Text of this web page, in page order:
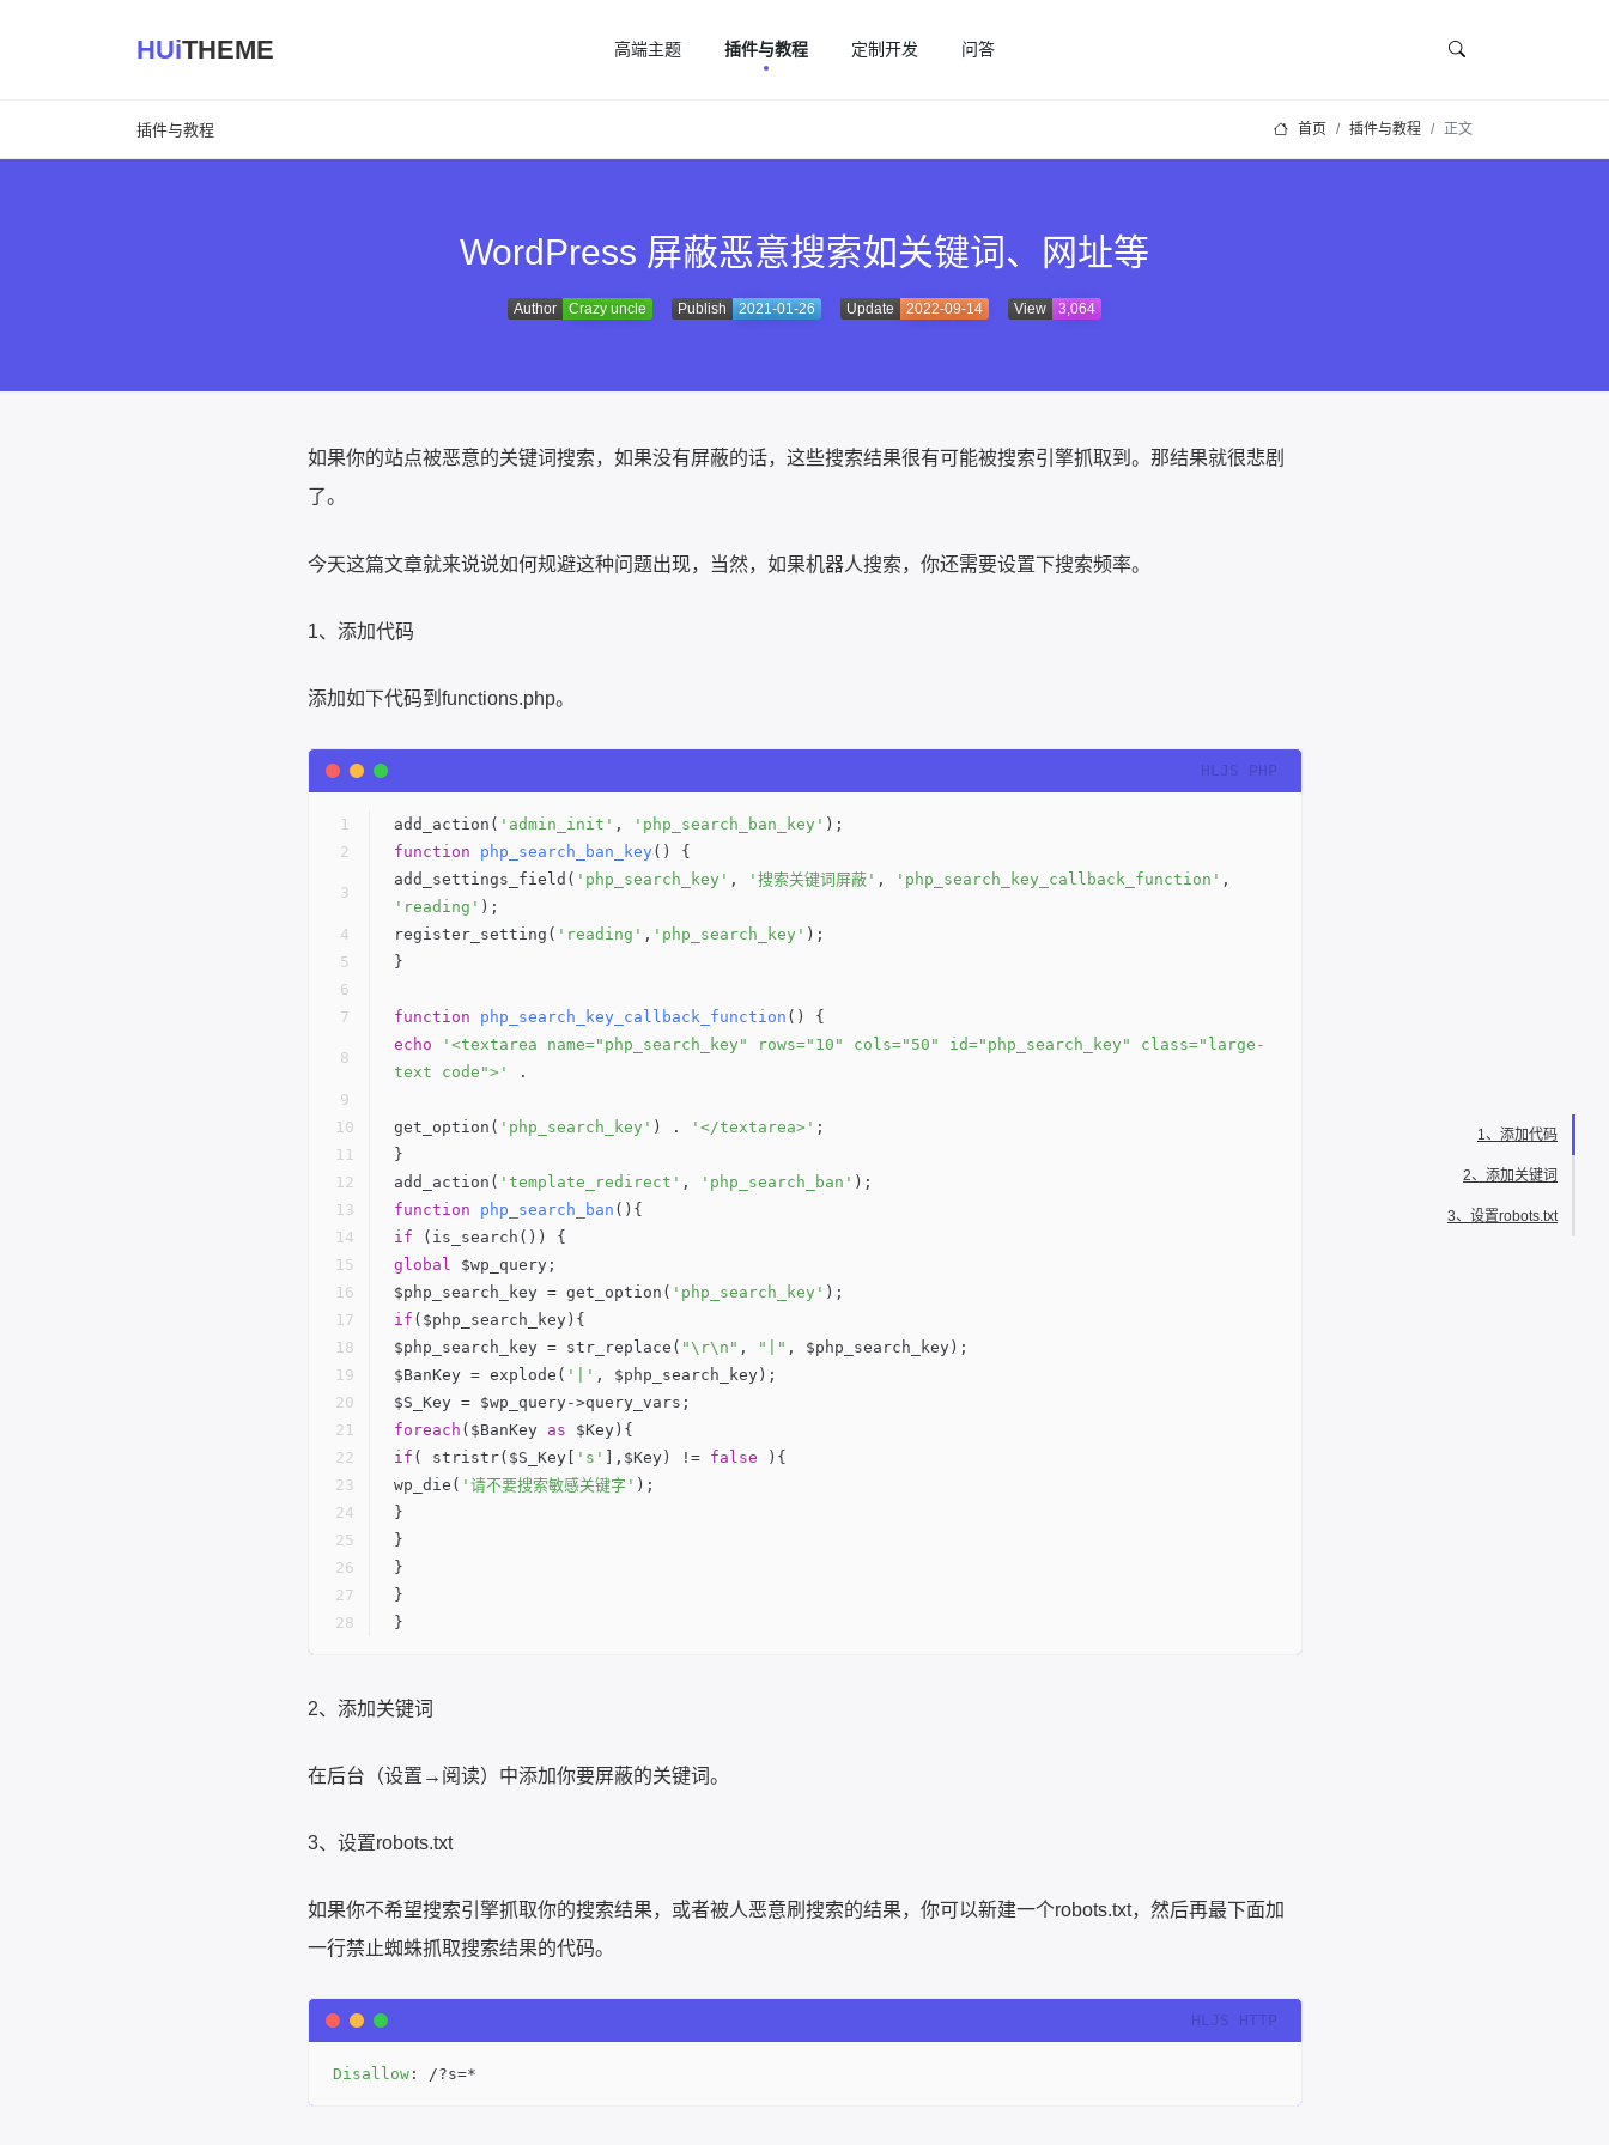
HUiTHEME 高端主题 插件与教程 定制开发 问答
插件与教程 首页 插件与教程 正文
WordPress 屏蔽恶意搜索如关键词、网址等
Author Crazy uncle Publish 2021-01-26 Update 2022-09-14 View 3,064
如果你的站点被恶意的关键词搜索，如果没有屏蔽的话，这些搜索结果很有可能被搜索引擎抓取到。那结果就很悲剧
了。
今天这篇文章就来说说如何规避这种问题出现，当然，如果机器人搜索，你还需要设置下搜索频率。
1、添加代码
添加如下代码到functions.php。
add_action( 'admin_init' , 'php_search_ban_key' );
function
php_search_ban_key()
{
add_settings_field( 'php_search_key' , '搜索关键词屏蔽' , 'php_search_key_callback_function'
'reading' );
register_setting( 'reading' , 'php_search_key' );
}
function php_search_key_callback_function ()
{
echo
'<textarea name="php_search_key" rows="10" cols="50" id="php_search_key" class="large-
text code">'
.
get_option( 'php_search_key' ) . '</textarea>' ;
}
add_action( 'template_redirect' , 'php_search_ban' );
function
php_search_ban () {
if (is_search()) {
global $wp_query;
$php_search_key = get_option( 'php_search_key' );
if ($php_search_key){
$php_search_key = str_replace( "\r\n" , "|" , $php_search_key);
$BanKey = explode( '|' , $php_search_key);
$S_Key = $wp_query->query_vars;
foreach ($BanKey as $Key){
if ( stristr($S_Key[ 's' ],$Key) != false ){
wp_die( '请不要搜索敏感关键字' );
}
}
}
}
}
2、添加关键词
在后台（设置→阅读）中添加你要屏蔽的关键词。
3、设置robots.txt
如果你不希望搜索引擎抓取你的搜索结果，或者被人恶意刷搜索的结果，你可以新建一个robots.txt，然后再最下面加
一行禁止蜘蛛抓取搜索结果的代码。
Disallow: /?s=*
1、添加代码
2、添加关键词
3、设置robots.txt